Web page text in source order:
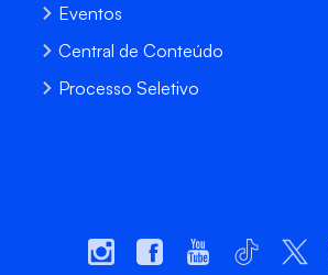
Eventos
Central de Conteúdo
Processo Seletivo